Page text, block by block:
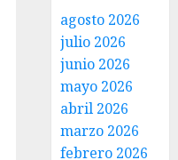
agosto 2026
julio 2026
junio 2026
mayo 2026
abril 2026
marzo 2026
febrero 2026